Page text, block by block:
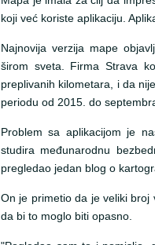
koji već koriste aplikaciju.
Najnovija verzija mape
širom sveta. Firma Strava
preplivanih kilometara, i da
periodu od 2015. do
Problem sa aplikacijom je
studira međunarodnu
pregledao jedan blog o
On je primetio da je veliki broj
da bi to moglo biti opasno.